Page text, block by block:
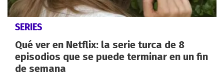
SERIES
Qué ver en Netflix: la serie turca de 8
episodios que se puede terminar en un fin
de semana